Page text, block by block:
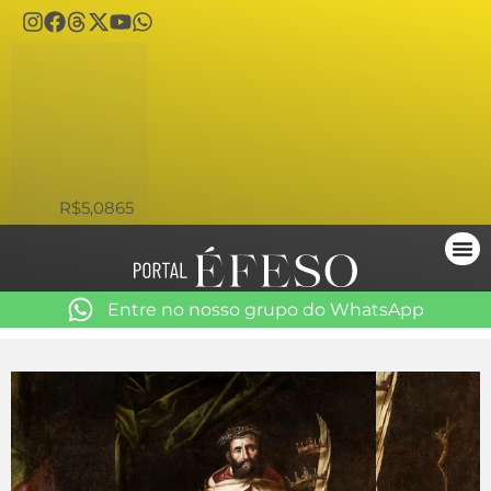
R$5,0865
Entre no nosso grupo do WhatsApp